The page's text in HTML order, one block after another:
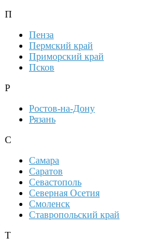
П
Пенза
Пермский край
Приморский край
Псков
Р
Ростов-на-Дону
Рязань
С
Самара
Саратов
Севастополь
Северная Осетия
Смоленск
Ставропольский край
Т